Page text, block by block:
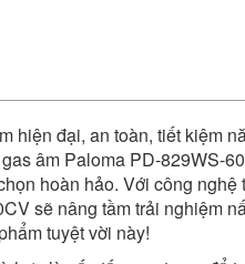
hiện đại, an toàn, tiết kiệm
âm Paloma PD-829WS-
hoàn hảo. Với công nghệ
sẽ nâng tầm trải nghiệm
tuyệt vời này!